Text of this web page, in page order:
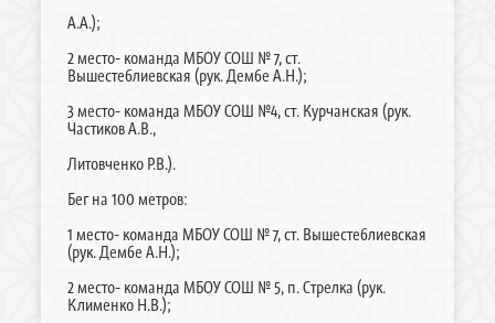
А.А.);
2 место- команда МБОУ СОШ № 7, ст.
Вышестеблиевская (рук. Дембе А.Н.);
3 место- команда МБОУ СОШ №4, ст. Курчанская (рук.
Частиков А.В.,
Литовченко Р.В.).
Бег на 100 метров:
1 место- команда МБОУ СОШ № 7, ст. Вышестеблиевская
(рук. Дембе А.Н.);
2 место- команда МБОУ СОШ № 5, п. Стрелка (рук.
Клименко Н.В.);